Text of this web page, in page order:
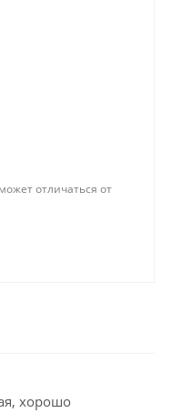
отличаться от
хорошо